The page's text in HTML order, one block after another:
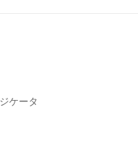
ケータ